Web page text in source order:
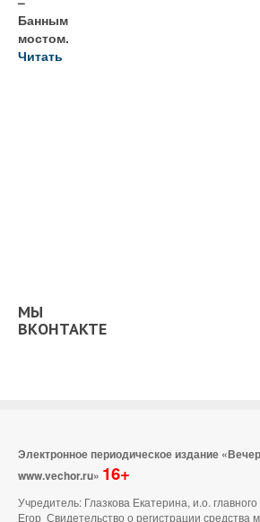
Банным
мостом.
Читать
МЫ
ВКОНТАКТЕ
Электронное периодическое издание
www.vechor.ru» 16+
Учредитель: Глазкова Екатерина, и.о.
Егор Свидетельство о регистрации средства